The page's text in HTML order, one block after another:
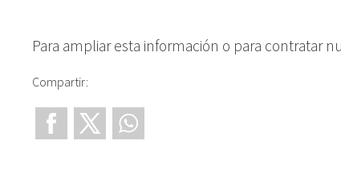
Para ampliar esta información o para contratar
Compartir: